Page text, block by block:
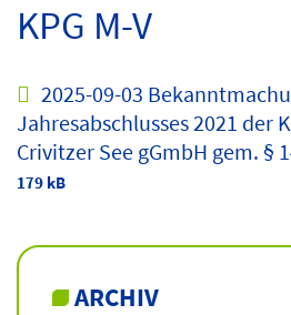
KPG M-V
2025-09-03
Jahresabschlusses 2021 der
Crivitzer See gGmbH gem. §
179 kB
ARCHIV